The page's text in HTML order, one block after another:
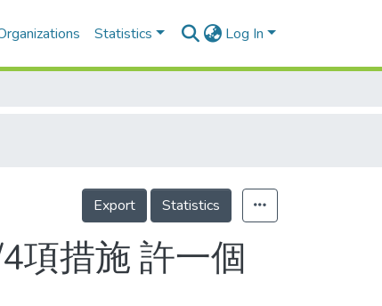
Statistics Log In
Export Statistics
項措施 許一個